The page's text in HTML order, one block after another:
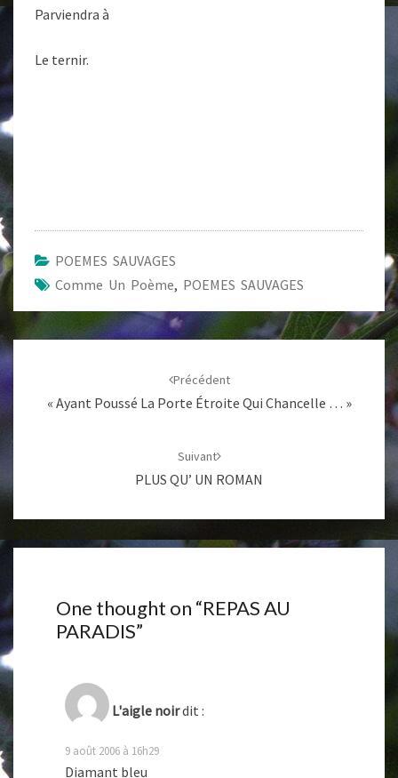
Parviendra à
Le ternir.
POEMES SAUVAGES
Comme Un Poème, POEMES SAUVAGES
Navigation
d'article
Précédent
« Ayant Poussé La Porte Étroite Qui Chancelle … »
Suivant
PLUS QU’ UN ROMAN
One thought on “REPAS AU
PARADIS”
L'aigle noirdit :
9 août 2006 à 16h29
Diamant bleu